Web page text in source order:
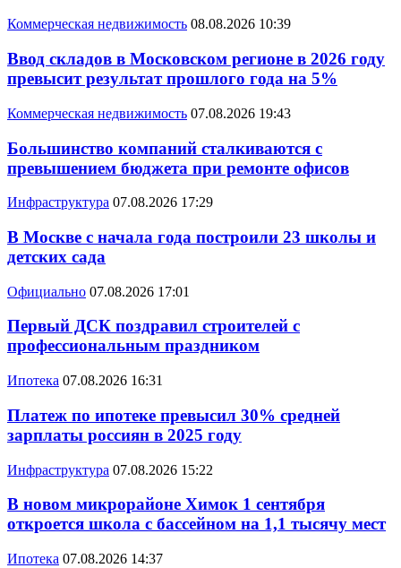
Коммерческая недвижимость 08.08.2026 10:39
Ввод складов в Московском регионе в 2026 году
превысит результат прошлого года на 5%
Коммерческая недвижимость 07.08.2026 19:43
Большинство компаний сталкиваются с
превышением бюджета при ремонте офисов
Инфраструктура 07.08.2026 17:29
В Москве с начала года построили 23 школы и
детских сада
Официально 07.08.2026 17:01
Первый ДСК поздравил строителей с
профессиональным праздником
Ипотека 07.08.2026 16:31
Платеж по ипотеке превысил 30% средней
зарплаты россиян в 2025 году
Инфраструктура 07.08.2026 15:22
В новом микрорайоне Химок 1 сентября
откроется школа с бассейном на 1,1 тысячу мест
Ипотека 07.08.2026 14:37